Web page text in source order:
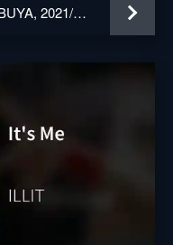
Swingin’[Live at LINE CUBE SHIBUYA, 2021/7/10]